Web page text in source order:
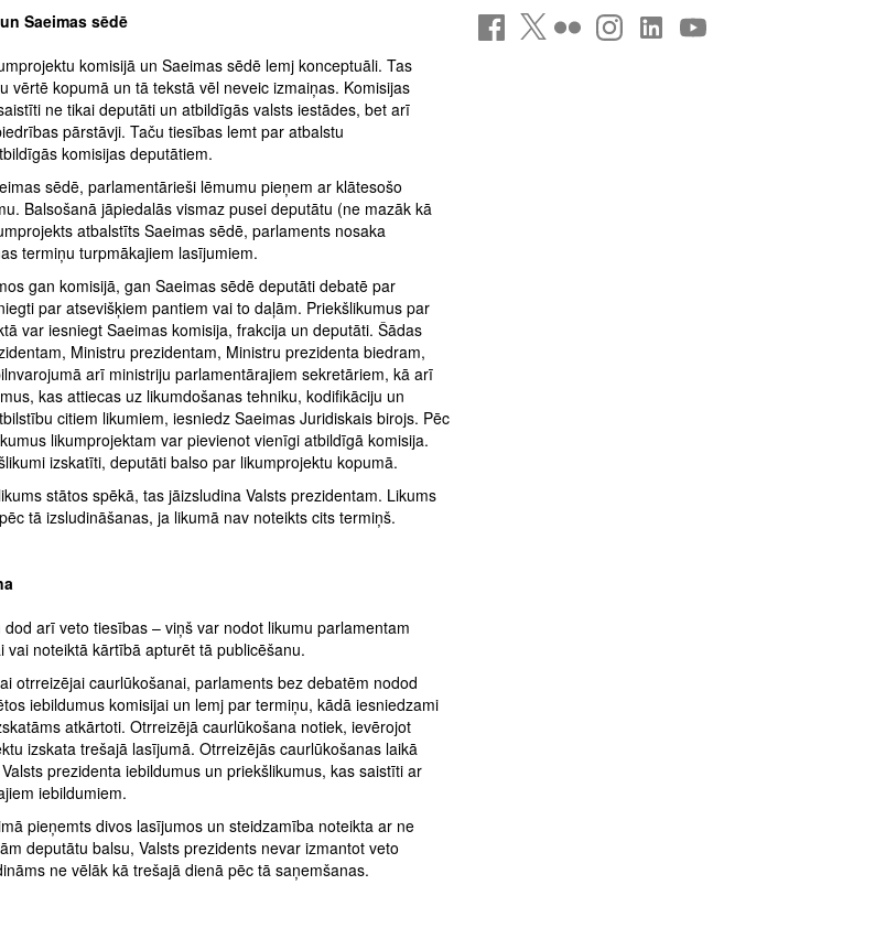
Saeimas sēdē
komisijā un Saeimas sēdē lemj konceptuāli. Tas
vērtē kopumā un tā tekstā vēl neveic izmaiņas. Komisijas
ne tikai deputāti un atbildīgās valsts iestādes, bet arī
pārstāvji. Taču tiesības lemt par atbalstu
komisijas deputātiem.
sēdē, parlamentārieši lēmumu pieņem ar klātesošo
Balsošanā jāpiedalās vismaz pusei deputātu (ne mazāk kā
atbalstīts Saeimas sēdē, parlaments nosaka
termiņu turpmākajiem lasījumiem.
gan komisijā, gan Saeimas sēdē deputāti debatē par
par atsevišķiem pantiem vai to daļām. Priekšlikumus par
var iesniegt Saeimas komisija, frakcija un deputāti. Šādas
Ministru prezidentam, Ministru prezidenta biedram,
arī ministriju parlamentārajiem sekretāriem, kā arī
kas attiecas uz likumdošanas tehniku, kodifikāciju un
citiem likumiem, iesniedz Saeimas Juridiskais birojs. Pēc
likumprojektam var pievienot vienīgi atbildīgā komisija.
izskatīti, deputāti balso par likumprojektu kopumā.
stātos spēkā, tas jāizsludina Valsts prezidentam. Likums
tā izsludināšanas, ja likumā nav noteikts cits termiņš.
arī veto tiesības – viņš var nodot likumu parlamentam
vai noteiktā kārtībā apturēt tā publicēšanu.
otrreizējai caurlūkošanai, parlaments bez debatēm nodod
iebildumus komisijai un lemj par termiņu, kādā iesniedzami
atkārtoti. Otrreizējā caurlūkošana notiek, ievērojot
izskata trešajā lasījumā. Otrreizējās caurlūkošanas laikā
prezidenta iebildumus un priekšlikumus, kas saistīti ar
iebildumiem.
pieņemts divos lasījumos un steidzamība noteikta ar ne
deputātu balsu, Valsts prezidents nevar izmantot veto
ne vēlāk kā trešajā dienā pēc tā saņemšanas.